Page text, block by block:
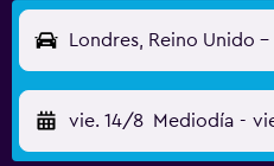
Londres, Reino Unido
vie. 14/8 Mediodía -